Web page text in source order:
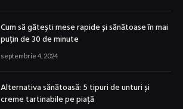
Cum să gătești mese rapide și sănătoase în mai
puțin de 30 de minute
septembrie 4, 2024
Alternativa sănătoasă: 5 tipuri de unturi și
creme tartinabile pe piață